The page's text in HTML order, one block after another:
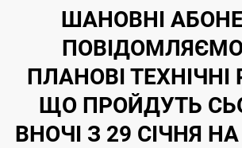
ШАНОВНІ
ПЛАНОВІ ТЕХНІЧНІ
ЩО ПРОЙДУТЬ
ВНОЧІ З 29 СІЧНЯ